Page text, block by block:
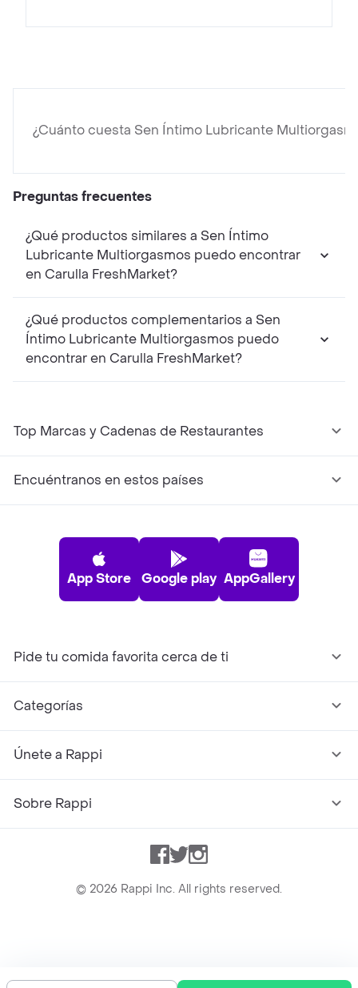
¿Cuánto cuesta Sen Íntimo Lubricante
Preguntas frecuentes
¿Qué productos similares a Sen Íntimo
Lubricante Multiorgasmos puedo encontrar
en Carulla FreshMarket?
¿Qué productos complementarios a Sen
Íntimo Lubricante Multiorgasmos puedo
encontrar en Carulla FreshMarket?
Top Marcas y Cadenas de Restaurantes
Encuéntranos en estos países
App Store Google play AppGallery
Pide tu comida favorita cerca de ti
Categorías
Únete a Rappi
Sobre Rappi
Facebook
TwitterInstagram
© 2026 Rappi Inc. All rights reserved.